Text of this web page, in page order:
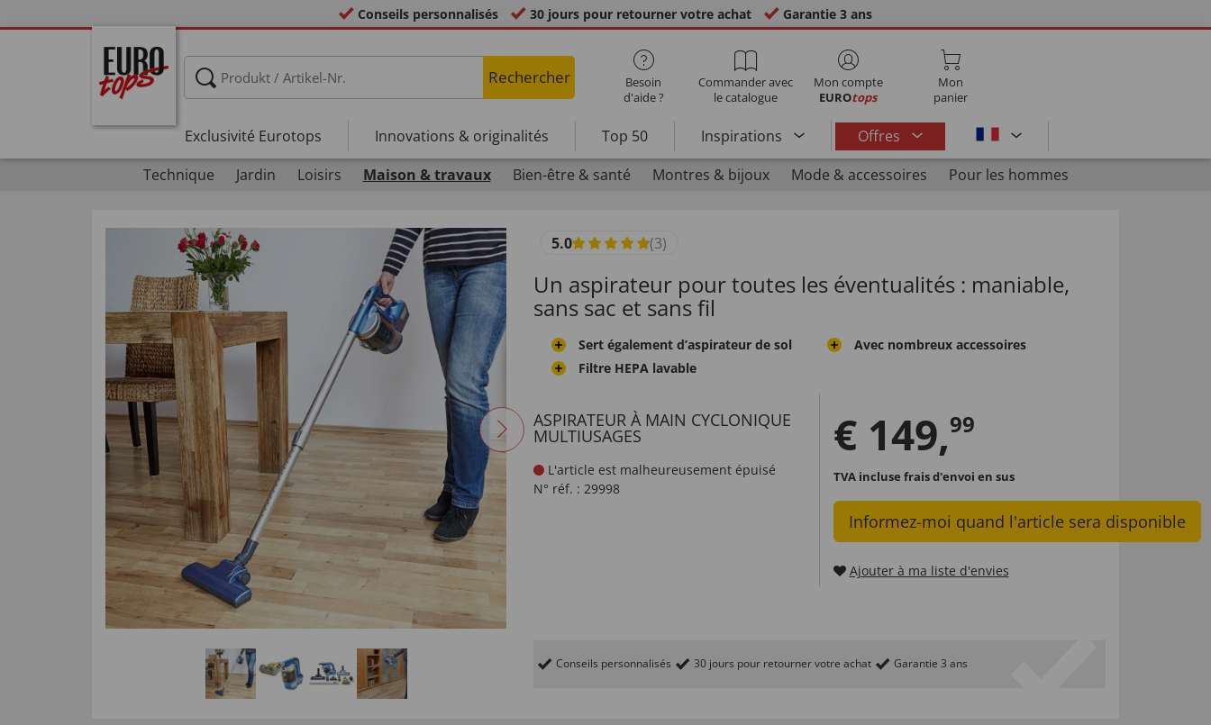
Conseils personnalisés 30 jours pour retourner votre achat Garantie 3 ans
Rechercher
Besoin
d'aide ?
Commander avec
le catalogue
Mon compte
EUROtops
Mon
panier
Exclusivité Eurotops Innovations & originalités Top 50 Inspirations
Offres
Technique
Jardin Loisirs Maison & travaux Bien-être & santé Montres & bijoux Mode & accessoires Pour les hommes
5.0 (3)
Un aspirateur pour toutes les éventualités : maniable,
sans sac et sans fil
Sert également d’aspirateur de sol
Filtre HEPA lavable
Avec nombreux accessoires
ASPIRATEUR À MAIN CYCLONIQUE
MULTIUSAGES
L'article est malheureusement épuisé
N° réf. : 29998
€ 149,99
TVA incluse frais d'envoi en sus
Informez-moi quand l'article sera disponible
Ajouter à ma liste d'envies
Conseils personnalisés 30 jours pour retourner votre achat Garantie 3 ans